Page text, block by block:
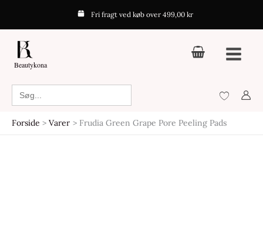
indholdet
Fri fragt ved køb over 499,00 kr
Beautykona
Search
for:
Forside Varer Frudia Green Grape Pore Peeling Pads
aktuelle